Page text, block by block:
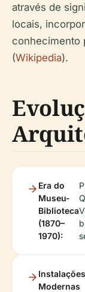
através de
locais,
conhecimento
(Wikipedia).
Era do
Museu-
Biblioteca
(1870–
1970):
Instalações
Modernas